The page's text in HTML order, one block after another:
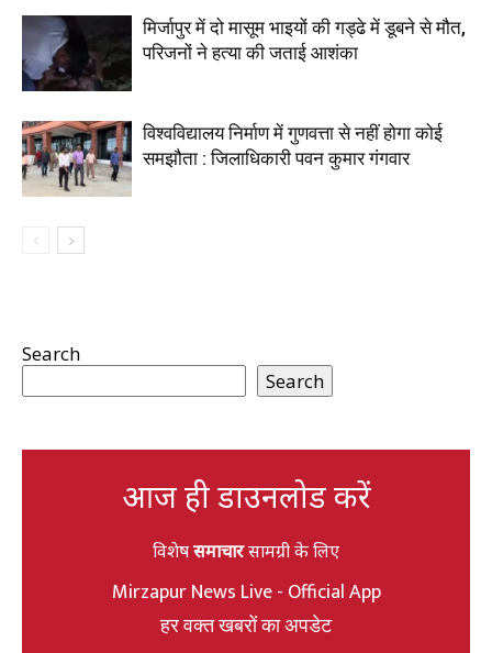
मिर्जापुर में दो मासूम भाइयों की गड्ढे में डूबने से मौत,
परिजनों ने हत्या की जताई आशंका
विश्वविद्यालय निर्माण में गुणवत्ता से नहीं होगा कोई
समझौता : जिलाधिकारी पवन कुमार गंगवार
Search
Search
आज ही डाउनलोड करें
विशेषसमाचारसामग्री के लिए
Mirzapur News Live - Official App
हर वक्त खबरों का अपडेट